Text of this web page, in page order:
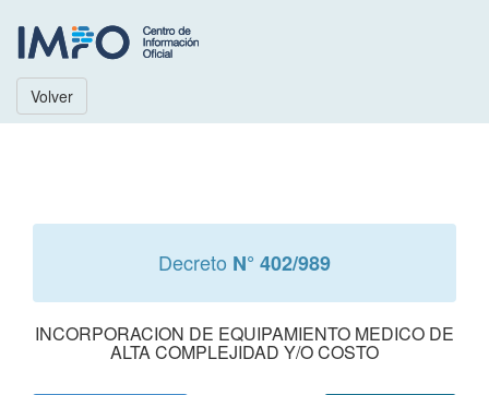
Volver
Decreto N° 402/989
INCORPORACION DE EQUIPAMIENTO MEDICO DE
ALTA COMPLEJIDAD Y/O COSTO